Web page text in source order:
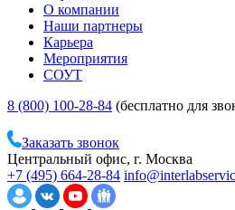
О компании
Наши партнеры
Карьера
Мероприятия
СОУТ
8 (800) 100-28-84 (бесплатно для
Заказать звонок
Центральный офис, г. Москва
+7 (495) 664-28-84